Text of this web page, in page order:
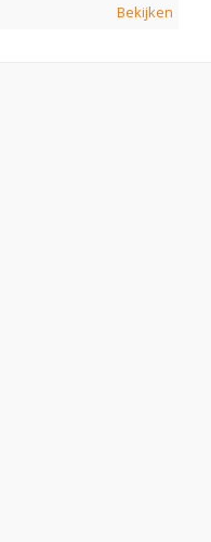
Bekijken